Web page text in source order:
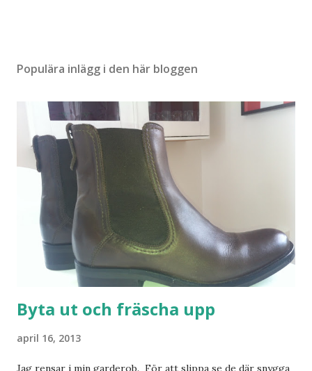
Populära inlägg i den här bloggen
Byta ut och fräscha upp
april 16, 2013
Jag rensar i min garderob. För att slippa se de där snygga